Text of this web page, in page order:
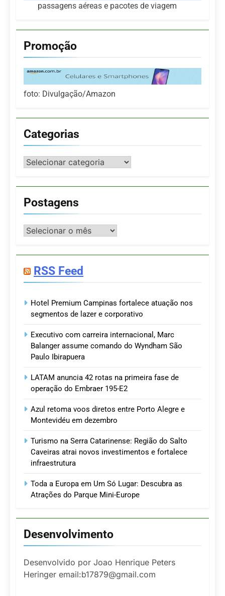
passagens aéreas e pacotes de viagem
Promoção
foto: Divulgação/Amazon
Categorias
Categorias
Postagens
Postagens
RSS Feed
Hotel Premium Campinas fortalece atuação nos
segmentos de lazer e corporativo
Executivo com carreira internacional, Marc
Balanger assume comando do Wyndham São
Paulo Ibirapuera
LATAM anuncia 42 rotas na primeira fase de
operação do Embraer 195-E2
Azul retoma voos diretos entre Porto Alegre e
Montevidéu em dezembro
Turismo na Serra Catarinense: Região do Salto
Caveiras atrai novos investimentos e fortalece
infraestrutura
Toda a Europa em Um Só Lugar: Descubra as
Atrações do Parque Mini-Europe
Desenvolvimento
Desenvolvido por Joao Henrique Peters
Heringer email:b17879@gmail.com